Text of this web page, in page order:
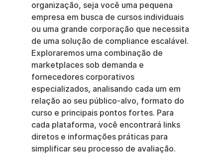
organização, seja você uma pequena
empresa em busca de cursos individuais
ou uma grande corporação que necessita
de uma solução de compliance escalável.
Exploraremos uma combinação de
marketplaces sob demanda e
fornecedores corporativos
especializados, analisando cada um em
relação ao seu público-alvo, formato do
curso e principais pontos fortes. Para
cada plataforma, você encontrará links
diretos e informações práticas para
simplificar seu processo de avaliação.